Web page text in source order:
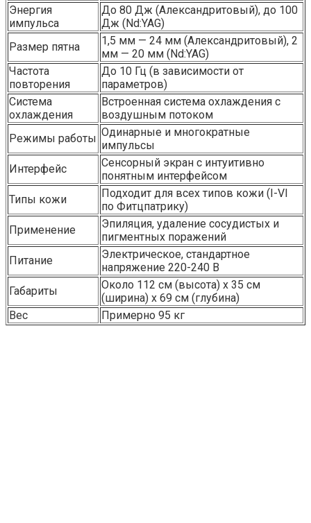
Энергия
импульса
До 80 Дж (Александритовый), до 100
Дж (Nd:YAG)
Размер пятна
1,5 мм — 24 мм (Александритовый), 2
мм — 20 мм (Nd:YAG)
Частота
повторения
До 10 Гц (в зависимости от
параметров)
Система
охлаждения
Встроенная система охлаждения с
воздушным потоком
Режимы работы Одинарные и многократные
импульсы
Интерфейс
Сенсорный экран с интуитивно
понятным интерфейсом
Типы кожи
Подходит для всех типов кожи (I-VI
по Фитцпатрику)
Применение
Эпиляция, удаление сосудистых и
пигментных поражений
Питание
Электрическое, стандартное
напряжение 220-240 В
Габариты
Около 112 см (высота) x 35 см
(ширина) x 69 см (глубина)
Вес
Примерно 95 кг